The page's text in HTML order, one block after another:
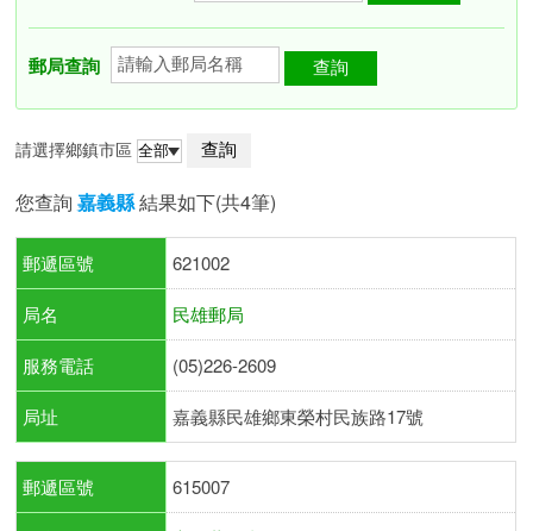
郵局查詢
請選擇鄉鎮市區
您查詢嘉義縣結果如下(共4筆)
郵遞區號 621002
局名 民雄郵局
服務電話 (05)226-2609
局址 嘉義縣民雄鄉東榮村民族路17號
郵遞區號 615007